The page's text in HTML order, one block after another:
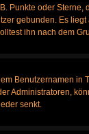
oder
gebunden. Es
ihn nach dem
Benutzernamen
Administratoren,
senkt.